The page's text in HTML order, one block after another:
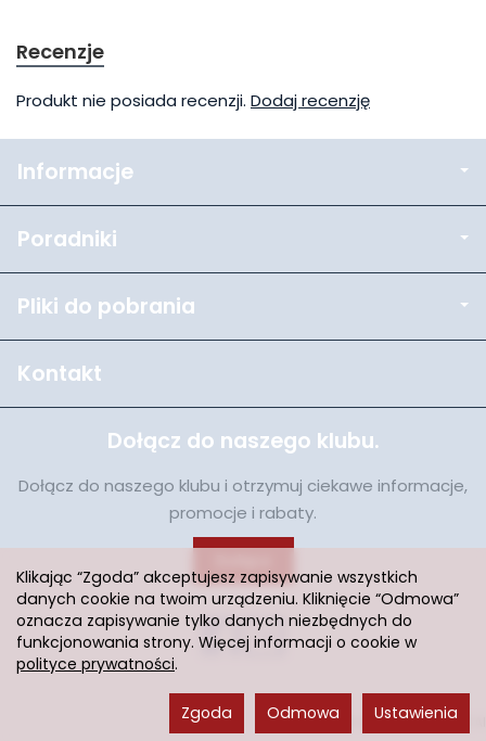
Recenzje
Produkt nie posiada recenzji. Dodaj recenzję
Informacje
Poradniki
Pliki do pobrania
Kontakt
Dołącz do naszego klubu.
Dołącz do naszego klubu i otrzymuj ciekawe informacje,
promocje i rabaty.
Sklep internetowy SOTESHOP AI
Klikając “Zgoda” akceptujesz zapisywanie wszystkich
danych cookie na twoim urządzeniu. Kliknięcie “Odmowa”
oznacza zapisywanie tylko danych niezbędnych do
funkcjonowania strony. Więcej informacji o cookie w
polityce prywatności.
Ustawienia
Odmowa
Zgoda